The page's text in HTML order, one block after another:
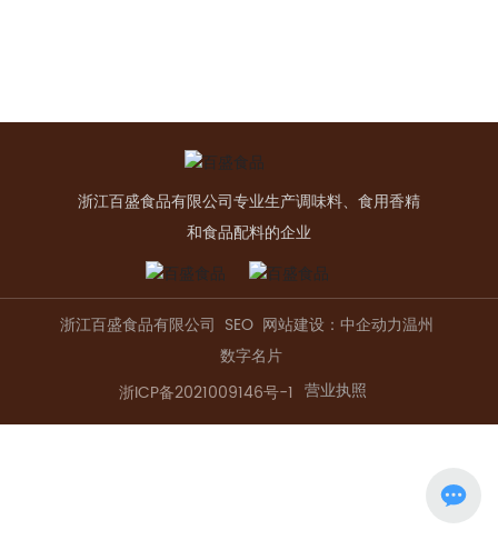
浙江百盛食品有限公司专业生产调味料、食用香精
和食品配料的企业
浙江百盛食品有限公司 SEO 网站建设：中企动力温州
数字名片
浙ICP备2021009146号-1 营业执照